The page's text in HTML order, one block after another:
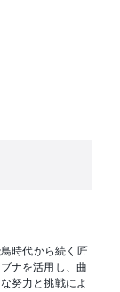
時代から続く匠
ナを活用し、曲
努力と挑戦によ